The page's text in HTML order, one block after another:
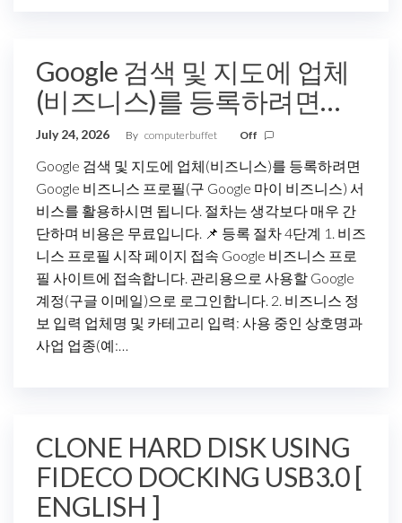
Google 검색 및 지도에 업체
(비즈니스)를 등록하려면…
July 24, 2026 By computerbuffet Off
Google 검색 및 지도에 업체(비즈니스)를 등록하려면
Google 비즈니스 프로필(구 Google 마이 비즈니스) 서
비스를 활용하시면 됩니다. 절차는 생각보다 매우 간
단하며 비용은 무료입니다. 📌 등록 절차 4단계 1. 비즈
니스 프로필 시작 페이지 접속 Google 비즈니스 프로
필 사이트에 접속합니다. 관리용으로 사용할 Google
계정(구글 이메일)으로 로그인합니다. 2. 비즈니스 정
보 입력 업체명 및 카테고리 입력: 사용 중인 상호명과
사업 업종(예:…
CLONE HARD DISK USING
FIDECO DOCKING USB3.0 [
ENGLISH ]